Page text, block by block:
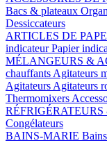
Bacs & plateaux
Dessiccateurs
ARTICLES DE
indicateurPapier
MÉLANGEURS &
chauffants Agitateurs
Agitateurs Agitateurs
Thermomixers
Congélateurs
BAINS-MARIE